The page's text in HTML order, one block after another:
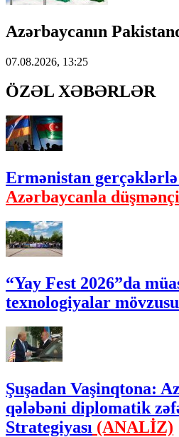
Azərbaycanın
07.08.2026, 13:25
ÖZƏL XƏBƏRLƏR
Ermənistan gerçəklərlə
Azərbaycanla
“Yay Fest 2026”da
texnologiyalar
Şuşadan Vaşinqtona:
qələbəni diplomatik
Strategiyası (ANALİZ)